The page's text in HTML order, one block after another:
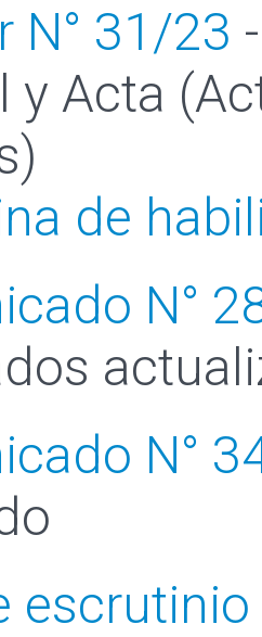
N° 31/23
y Acta
de
N°
N°
escrutinio